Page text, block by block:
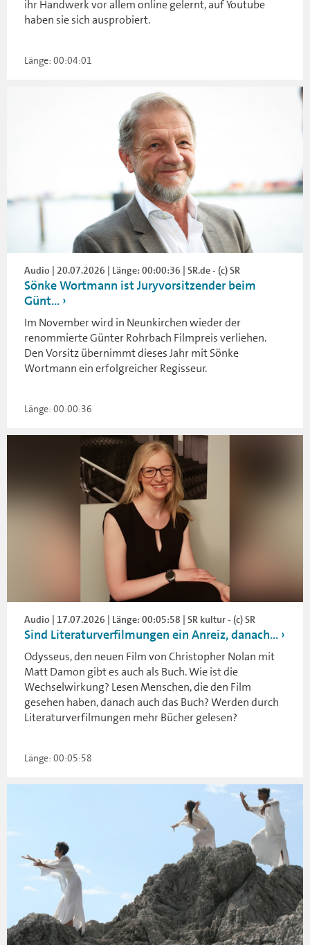
ihr Handwerk vor allem online gelernt, auf Youtube
haben sie sich ausprobiert.
Länge: 00:04:01
Audio | 20.07.2026 | Länge: 00:00:36 | SR.de - (c) SR
Sönke Wortmann ist Juryvorsitzender beim
Günt...
Im November wird in Neunkirchen wieder der
renommierte Günter Rohrbach Filmpreis verliehen.
Den Vorsitz übernimmt dieses Jahr mit Sönke
Wortmann ein erfolgreicher Regisseur.
Länge: 00:00:36
Audio | 17.07.2026 | Länge: 00:05:58 | SR kultur - (c) SR
Sind Literaturverfilmungen ein Anreiz, danach...
Odysseus, den neuen Film von Christopher Nolan mit
Matt Damon gibt es auch als Buch. Wie ist die
Wechselwirkung? Lesen Menschen, die den Film
gesehen haben, danach auch das Buch? Werden durch
Literaturverfilmungen mehr Bücher gelesen?
Länge: 00:05:58